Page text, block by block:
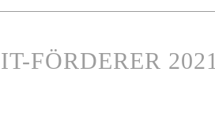
FÖRDERER 2021